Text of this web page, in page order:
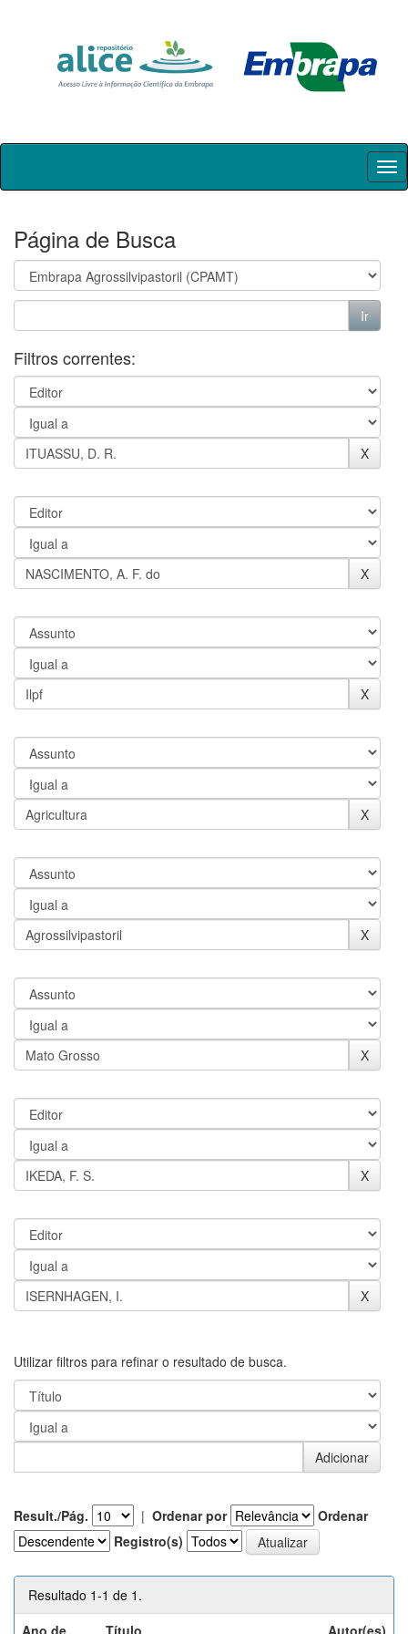
Skip
Página de Busca
Filtros correntes:
Utilizar filtros para refinar o resultado de busca.
Result./Pág. | Ordenar por
Ordenar
Registro(s)
Resultado 1-1 de 1.
Ano de
Título Autor(es)